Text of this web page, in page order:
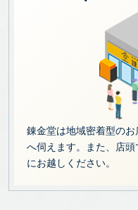
錬金堂は地域密着型の
へ伺えます。また、店
にお越しください。